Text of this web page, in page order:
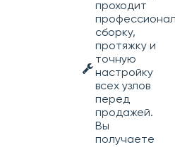
проходит
сборку,
протяжку и
точную
настройку
всех узлов
перед
продажей.
Вы
получаете